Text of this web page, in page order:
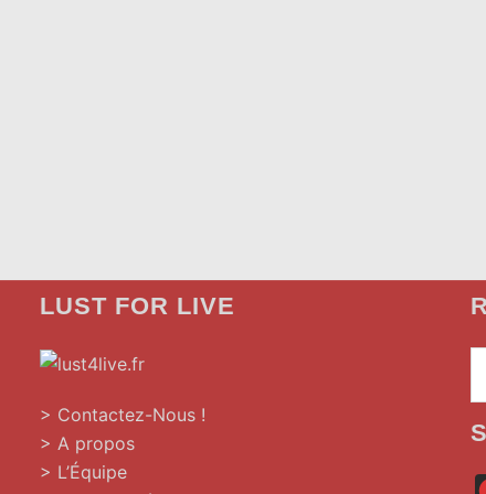
LUST FOR LIVE
> Contactez-Nous !
> A propos
> L’Équipe